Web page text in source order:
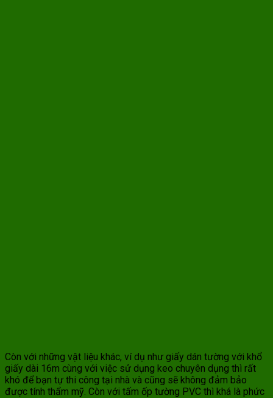
Còn với những vật liệu khác, ví dụ như giấy dán tường với khổ
giấy dài 16m cùng với việc sử dụng keo chuyên dụng thì rất
khó để bạn tự thi công tại nhà và cũng sẽ không đảm bảo
được tính thẩm mỹ. Còn với tấm ốp tường PVC thì khá là phức